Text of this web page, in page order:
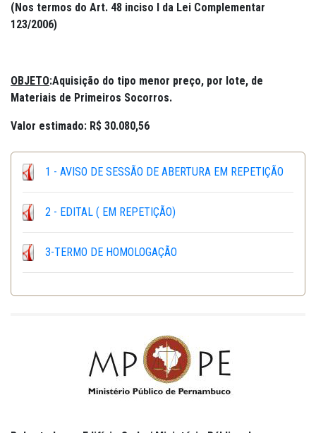
(Nos termos do Art. 48 inciso I da Lei Complementar
123/2006)
OBJETO:Aquisição do tipo menor preço, por lote, de
Materiais de Primeiros Socorros.
Valor estimado: R$ 30.080,56
1 - AVISO DE SESSÃO DE ABERTURA EM REPETIÇÃO
2 - EDITAL ( EM REPETIÇÃO)
3-TERMO DE HOMOLOGAÇÃO